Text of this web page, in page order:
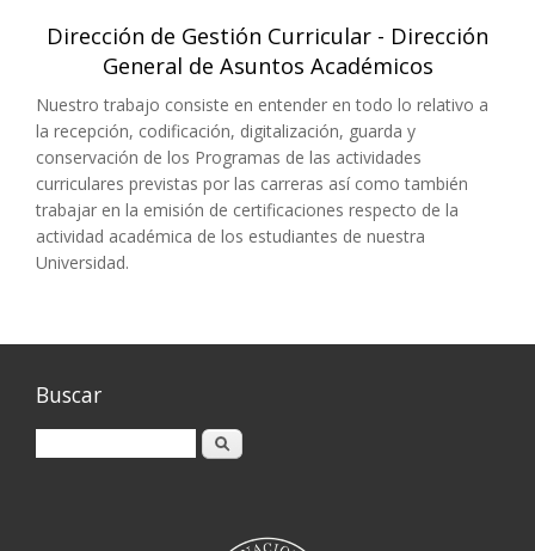
Dirección de Gestión Curricular - Dirección
General de Asuntos Académicos
Nuestro trabajo consiste en entender en todo lo relativo a
la recepción, codificación, digitalización, guarda y
conservación de los Programas de las actividades
curriculares previstas por las carreras así como también
trabajar en la emisión de certificaciones respecto de la
actividad académica de los estudiantes de nuestra
Universidad.
Buscar
Buscar